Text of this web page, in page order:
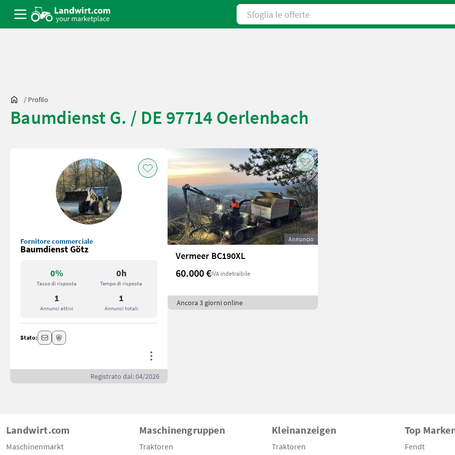
Sfoglia le offerte
/ Profilo
Baumdienst G. / DE 97714 Oerlenbach
Fornitore commerciale
Baumdienst Götz
0%
Tasso di risposta
0h
Tempo di risposta
1
Annunci attivi
1
Annunci totali
Stato:
Registrato dal: 04/2026
Annuncio
Vermeer BC190XL
60.000 €IVA indetraibile
Ancora 3 giorni online
Landwirt.com
Maschinenmarkt
Maschinengruppen
Traktoren
Kleinanzeigen
Traktoren
Top
Fendt